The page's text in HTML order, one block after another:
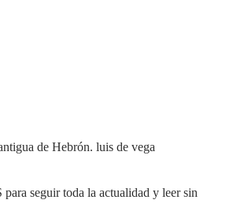
de Hebrón. luis de vega
seguir toda la actualidad y leer sin